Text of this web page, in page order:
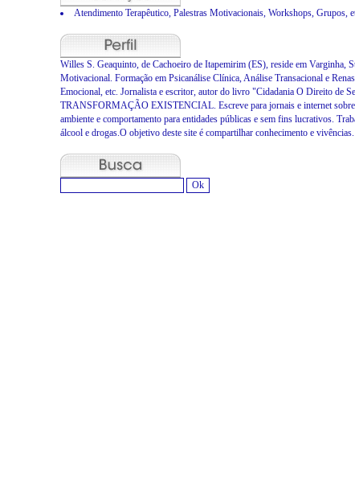
Atendimento Terapêutico, Palestras Motivacionais, Workshops, Grupos,
Willes S. Geaquinto, de Cachoeiro de Itapemirim (ES), reside em Varginha,
Motivacional. Formação em Psicanálise Clínica, Análise Transacional e
Emocional, etc. Jornalista e escritor, autor do livro "Cidadania O Direito
TRANSFORMAÇÃO EXISTENCIAL. Escreve para jornais e internet sobre
ambiente e comportamento para entidades públicas e sem fins lucrativos.
álcool e drogas.O objetivo deste site é compartilhar conhecimento e